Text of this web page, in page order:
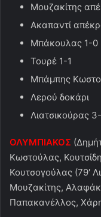
Μουζακίτης
Ακαπαντί
Μπάκουλας 1-0
Τουρέ 1-1
Μπάμπης
Λερού δοκάρι
Λιατσικούρας
ΟΛΥΜΠΙΑΚΟΣ
Κωστούλας,
Κουτσογούλας (79′
Μουζακίτης,
Παπακανέλλος,